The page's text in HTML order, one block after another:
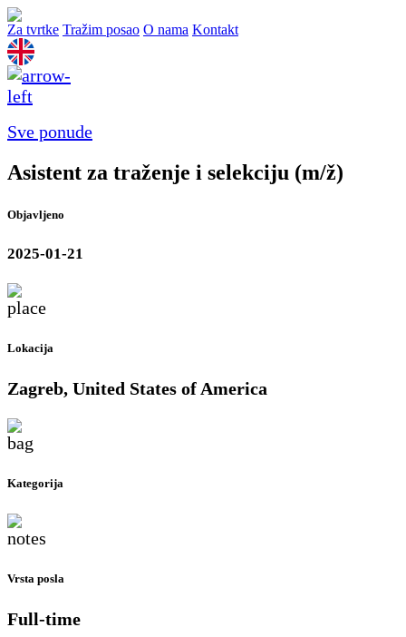
Za tvrtke Tražim posao O nama Kontakt
Sve ponude
Asistent za traženje i selekciju (m/ž)
Objavljeno
2025-01-21
Lokacija
Zagreb, United States of America
Kategorija
Vrsta posla
Full-time